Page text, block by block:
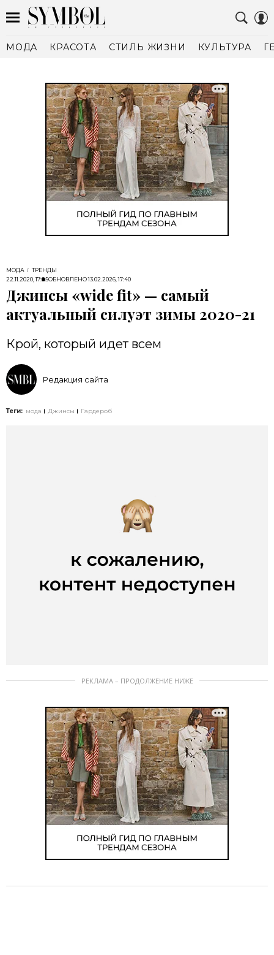
МОДА КРАСОТА СТИЛЬ ЖИЗНИ КУЛЬТУРА
МОДА
ТРЕНДЫ
22.11.2020, 17:25ОБНОВЛЕНО13.02.2026, 17:40
Джинсы «wide fit» — самый
актуальный силуэт зимы 2020-21
Крой, который идет всем
Редакция сайта
Теги: мода Джинсы Гардероб
РЕКЛАМА – ПРОДОЛЖЕНИЕ НИЖЕ